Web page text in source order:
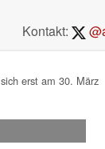
Kontakt:
erst am 30. März